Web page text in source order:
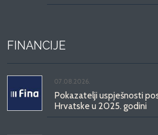
FINANCIJE
07.08.2026.
Pokazatelji uspješnosti
Hrvatske u 2025. godini